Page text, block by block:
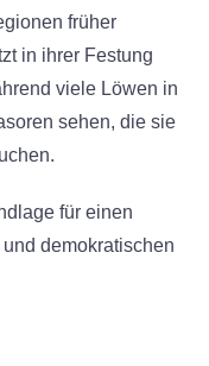
früher
in ihrer Festung
viele Löwen in
sehen, die sie
für einen
demokratischen